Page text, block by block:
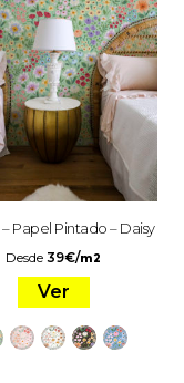
– Papel Pintado – Daisy
Desde39€/m2
Ver